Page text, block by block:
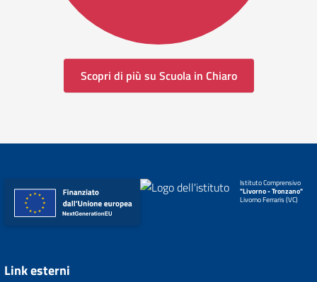
Scopri di più su Scuola in Chiaro
Istituto Comprensivo
"Livorno - Tronzano"
Livorno Ferraris (VC)
Link esterni